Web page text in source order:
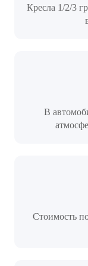
Кресла 1/2/3
В
Стоимость